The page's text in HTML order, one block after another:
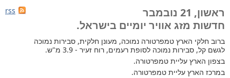
rss
ראשון, 21 נובמבר
חדשות מזג אוויר יומיים בישראל.
ברוב חלקי הארץ טמפרטורה נמוכה, מעונן חלקית, סבירות נמוכה
לגשם קל, סבירות נמוכה לסופת רעמים, רוח זעיר - 3.9 מ"ש.
בצפון הארץ עליית טמפרטורה.
במרכז הארץ עליית טמפרטורה.